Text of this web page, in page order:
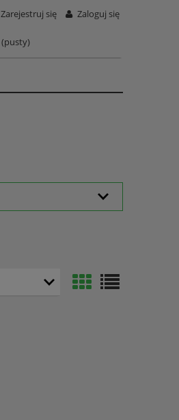
Zarejestruj się Zaloguj się
(pusty)